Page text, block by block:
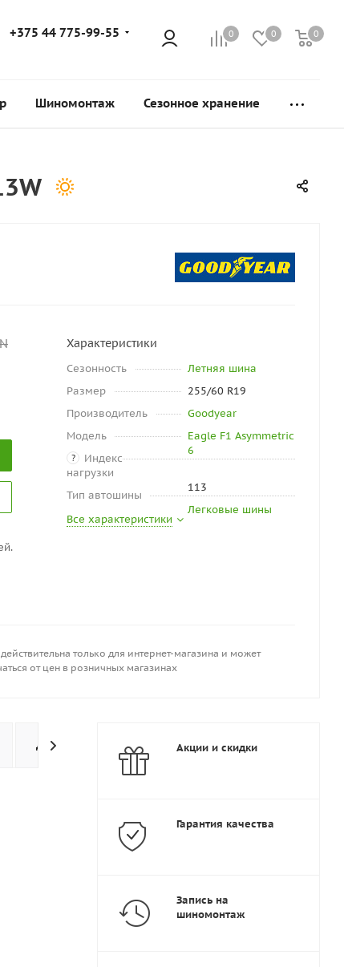
0 0 0
+375 44 775-99-55
Шиномонтаж Сезонное хранение
Характеристики
Сезонность
Летняя шина
Размер
255/60 R19
Производитель
Goodyear
Модель
Eagle F1 Asymmetric
6
?
Индекс
нагрузки
113
Тип автошины
Легковые шины
Все характеристики
только для интернет-магазина и может
от цен в розничных магазинах
Доставка Дополнительно
Акции и скидки
Гарантия качества
Запись на
шиномонтаж